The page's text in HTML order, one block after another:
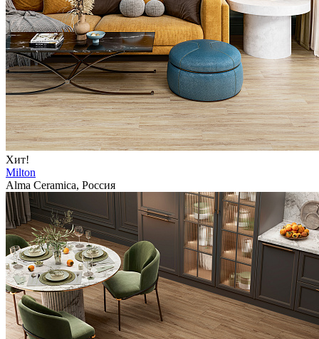
Хит!
Milton
Alma Ceramica, Россия